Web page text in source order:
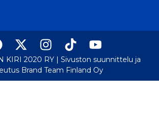
KIRI 2020 RY | Sivuston suunnittelu ja
Brand Team Finland Oy